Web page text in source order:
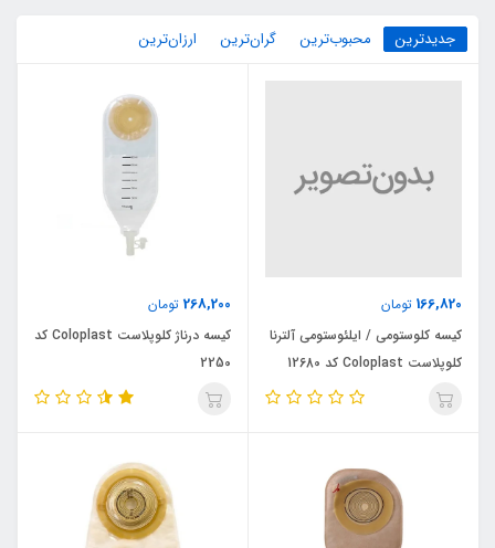
جدیدترین محبوب‌ترین گران‌ترین ارزان‌ترین
166,820 تومان
کیسه کلوستومی / ایلئوستومی آلترنا
کلوپلاست Coloplast کد 12680
268,200 تومان
کیسه درناژ کلوپلاست Coloplast کد
2250